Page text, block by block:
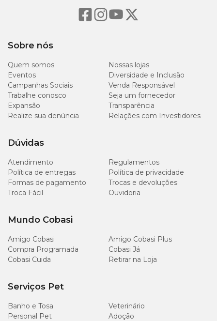
Sobre nós
Quem somos
Nossas lojas
Eventos
Diversidade e Inclusão
Campanhas Sociais
Venda Responsável
Trabalhe conosco
Seja um fornecedor
Expansão
Transparência
Realize sua denúncia
Relações com Investidores
Dúvidas
Atendimento
Regulamentos
Política de entregas
Política de privacidade
Formas de pagamento
Trocas e devoluções
Troca Fácil
Ouvidoria
Mundo Cobasi
Amigo Cobasi
Amigo Cobasi Plus
Compra Programada
Cobasi Já
Cobasi Cuida
Retirar na Loja
Serviços Pet
Banho e Tosa
Veterinário
Personal Pet
Adoção